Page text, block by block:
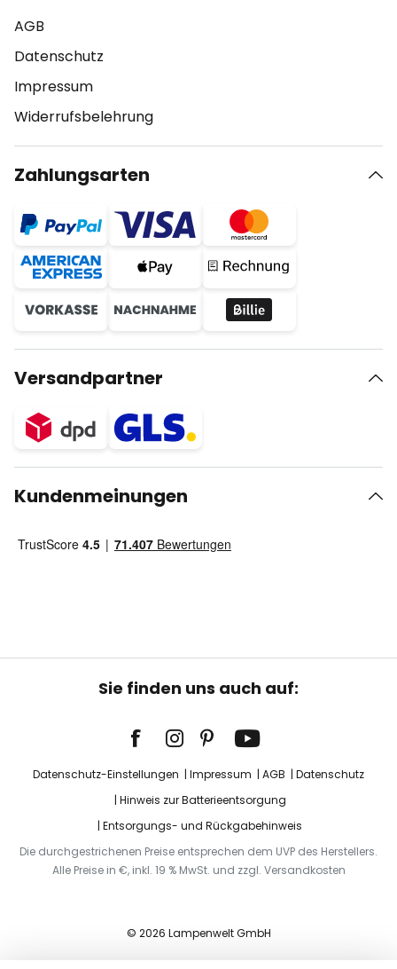
AGB
Datenschutz
Impressum
Widerrufsbelehrung
Zahlungsarten
Versandpartner
Kundenmeinungen
Sie finden uns auch auf:
Datenschutz-Einstellungen Impressum AGB
Datenschutz
Hinweis zur Batterieentsorgung
Entsorgungs- und Rückgabehinweis
Die durchgestrichenen Preise entsprechen dem UVP des Herstellers.
Alle Preise in €, inkl. 19 % MwSt. und zzgl. Versandkosten
© 2026 Lampenwelt GmbH